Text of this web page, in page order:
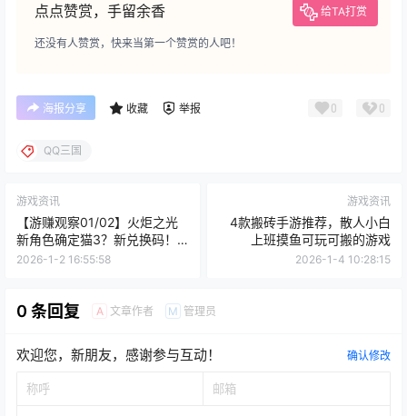
点点赞赏，手留余香 给TA打赏
还没有人赞赏，快来当第一个赞赏的人吧！
海报分享 收藏 举报 0 0
QQ三国
游戏资讯
【游赚观察01/02】火炬之光
新角色确定猫3？新兑换码！
七日世界上线合法私服？荣耀
2026-1-2 16:55:58
游戏资讯
4款搬砖手游推荐，散人小白
上班摸鱼可玩可搬的游戏
2026-1-4 10:28:15
0 条回复 A 文章作者 M 管理员
欢迎您，新朋友，感谢参与互动！ 确认修改